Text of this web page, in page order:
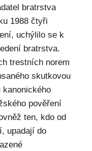
bratrstva
1988 čtyři
uchýlilo se k
bratrstva.
trestních norem
skutkovou
kanonického
pověření
ten, kdo od
upadají do